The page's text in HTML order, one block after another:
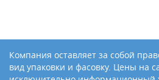
Компания оставляет за собой
вид упаковки и фасовку. Цены на